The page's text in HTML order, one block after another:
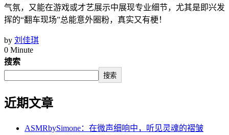
气氛，又能在游戏或才艺展示中展现专业细节，尤其是即兴发
挥的“翻车现场”总能意外圈粉，真实又有梗！
by 刘佳琪
0 Minute
搜索
搜索
近期文章
ASMRbySimone：在微声细响中，听见灵魂的褶皱